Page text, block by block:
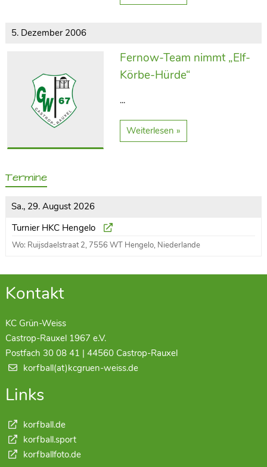
5. Dezember 2006
Fernow-Team nimmt „Elf-
Körbe-Hürde“
...
Weiterlesen »
Termine
Sa., 29. August 2026
Turnier HKC Hengelo
Wo: Ruijsdaelstraat 2, 7556 WT Hengelo, Niederlande
Kontakt
KC Grün-Weiss
Castrop-Rauxel 1967 e.V.
Postfach 30 08 41 | 44560 Castrop-Rauxel
korfball(at)kcgruen-weiss.de
Links
korfball.de
korfball.sport
korfballfoto.de